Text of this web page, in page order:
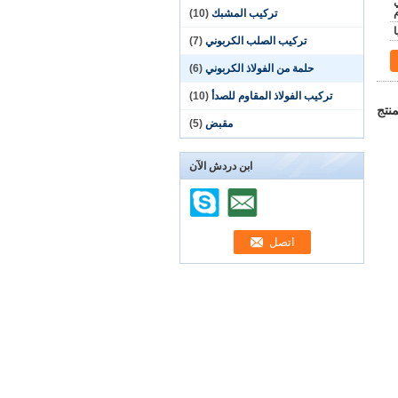
تركيب المشبك (10)
تركيب الصلب الكربوني (7)
حلمة من الفولاذ الكربوني (6)
تركيب الفولاذ المقاوم للصدأ (10)
مقبض (5)
ابن دردش الآن